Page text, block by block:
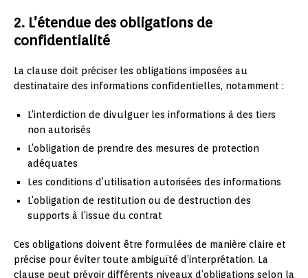
2. L’étendue des obligations de
confidentialité
La clause doit préciser les obligations imposées au
destinataire des informations confidentielles, notamment :
L’interdiction de divulguer les informations à des tiers
non autorisés
L’obligation de prendre des mesures de protection
adéquates
Les conditions d’utilisation autorisées des informations
L’obligation de restitution ou de destruction des
supports à l’issue du contrat
Ces obligations doivent être formulées de manière claire et
précise pour éviter toute ambiguïté d’interprétation. La
clause peut prévoir différents niveaux d’obligations selon la